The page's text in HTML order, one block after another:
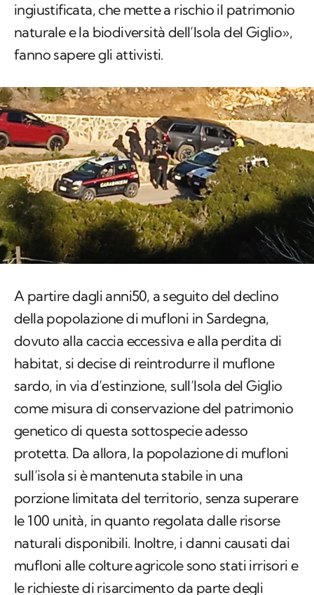
ingiustificata, che mette a rischio il patrimonio
naturale e la biodiversità dell’Isola del Giglio»,
fanno sapere gli attivisti.
A partire dagli anni50, a seguito del declino
della popolazione di mufloni in Sardegna,
dovuto alla caccia eccessiva e alla perdita di
habitat, si decise di reintrodurre il muflone
sardo, in via d’estinzione, sull’Isola del Giglio
come misura di conservazione del patrimonio
genetico di questa sottospecie adesso
protetta. Da allora, la popolazione di mufloni
sull’isola si è mantenuta stabile in una
porzione limitata del territorio, senza superare
le 100 unità, in quanto regolata dalle risorse
naturali disponibili. Inoltre, i danni causati dai
mufloni alle colture agricole sono stati irrisori e
le richieste di risarcimento da parte degli